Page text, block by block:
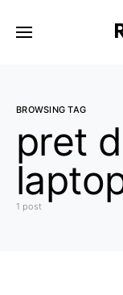
BROWSING TAG
pret
1 post